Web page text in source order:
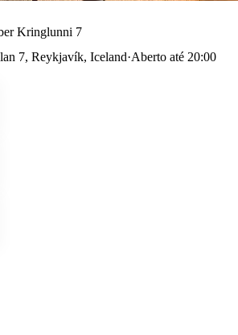
Kringlunni 7
7, Reykjavík, Iceland·Aberto até 20:00